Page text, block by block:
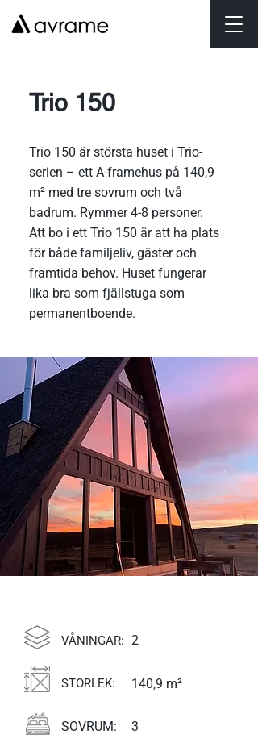
Trio 150
Trio 150 är största huset i Trio-
serien – ett A-framehus på 140,9
m² med tre sovrum och två
badrum. Rymmer 4-8 personer.
Att bo i ett Trio 150 är att ha plats
för både familjeliv, gäster och
framtida behov. Huset fungerar
lika bra som fjällstuga som
permanentboende.
VÅNINGAR: 2
STORLEK: 140,9 m²
SOVRUM: 3